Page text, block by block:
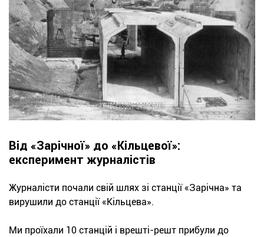
Від «Зарічної» до «Кільцевої»:
експеримент журналістів
Журналісти почали свій шлях зі станції «Зарічна» та
вирушили до станції «Кільцева».
Ми проїхали 10 станцій і врешті-решт прибули до